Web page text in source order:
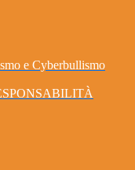
e Cyberbullismo